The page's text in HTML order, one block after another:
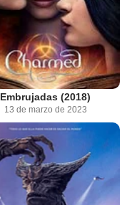
Embrujadas (2018)
13 de marzo de 2023